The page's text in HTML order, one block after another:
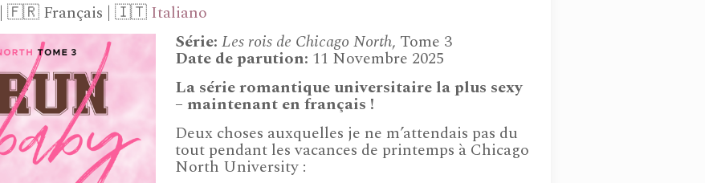
| 🇫🇷 Français | 🇮🇹 Italiano
Série: Les rois de Chicago North, Tome 3
Date de parution: 11 Novembre 2025
La série romantique universitaire la plus sexy
– maintenant en français !
Deux choses auxquelles je ne m’attendais pas du
tout pendant les vacances de printemps à Chicago
North University :